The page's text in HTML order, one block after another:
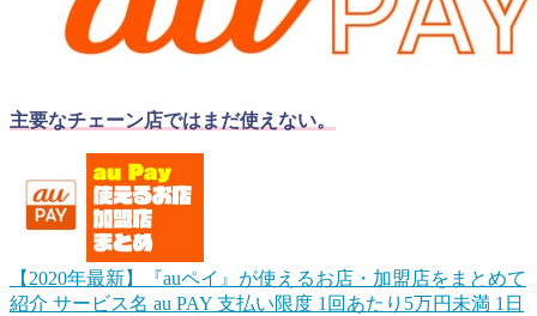
主要なチェーン店ではまだ使えない。
【2020年最新】『auペイ』が使えるお店・加盟店をまとめて
紹介 サービス名 au PAY 支払い限度 1回あたり5万円未満 1日